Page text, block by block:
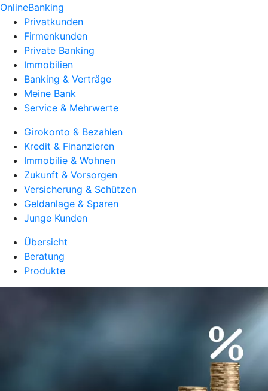
OnlineBanking
Privatkunden
Firmenkunden
Private Banking
Immobilien
Banking & Verträge
Meine Bank
Service & Mehrwerte
Girokonto & Bezahlen
Kredit & Finanzieren
Immobilie & Wohnen
Zukunft & Vorsorgen
Versicherung & Schützen
Geldanlage & Sparen
Junge Kunden
Übersicht
Beratung
Produkte